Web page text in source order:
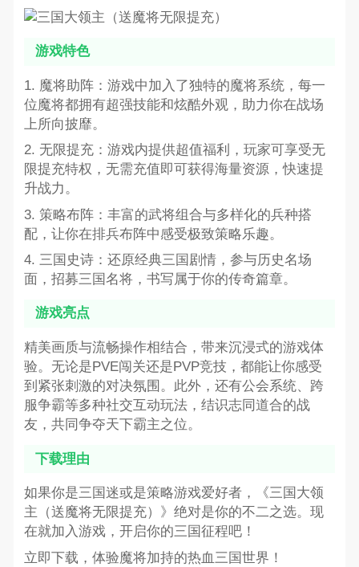
游戏特色
1. 魔将助阵：游戏中加入了独特的魔将系统，每一
位魔将都拥有超强技能和炫酷外观，助力你在战场
上所向披靡。
2. 无限提充：游戏内提供超值福利，玩家可享受无
限提充特权，无需充值即可获得海量资源，快速提
升战力。
3. 策略布阵：丰富的武将组合与多样化的兵种搭
配，让你在排兵布阵中感受极致策略乐趣。
4. 三国史诗：还原经典三国剧情，参与历史名场
面，招募三国名将，书写属于你的传奇篇章。
游戏亮点
精美画质与流畅操作相结合，带来沉浸式的游戏体
验。无论是PVE闯关还是PVP竞技，都能让你感受
到紧张刺激的对决氛围。此外，还有公会系统、跨
服争霸等多种社交互动玩法，结识志同道合的战
友，共同争夺天下霸主之位。
下载理由
如果你是三国迷或是策略游戏爱好者，《三国大领
主（送魔将无限提充）》绝对是你的不二之选。现
在就加入游戏，开启你的三国征程吧！
立即下载，体验魔将加持的热血三国世界！